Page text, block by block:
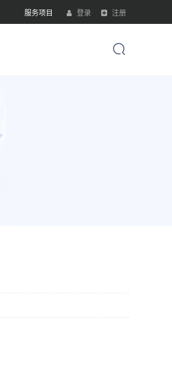
服务项目 登录 注册